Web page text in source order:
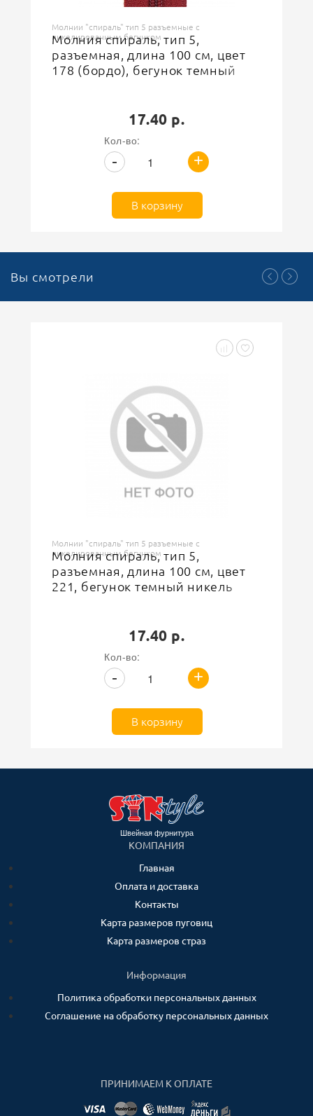
Молнии "спираль" тип 5 разъемные с
никелированным бегунком
Молния спираль, тип 5,
разъемная, длина 100 см, цвет
178 (бордо), бегунок темный
17.40 р.
Кол-во:
+
-
В корзину
Вы смотрели
Молнии "спираль" тип 5 разъемные с
никелированным бегунком
Молния спираль, тип 5,
разъемная, длина 100 см, цвет
221, бегунок темный никель
17.40 р.
Кол-во:
+
-
В корзину
Швейная фурнитура
КОМПАНИЯ
Главная
Оплата и доставка
Контакты
Карта размеров пуговиц
Карта размеров страз
Информация
Политика обработки персональных данных
Соглашение на обработку персональных данных
ПРИНИМАЕМ К ОПЛАТЕ